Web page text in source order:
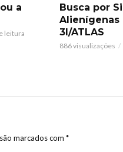
a
leitura
Busca por
Alienígenas
3I/ATLAS
886 visualizações
marcados com *